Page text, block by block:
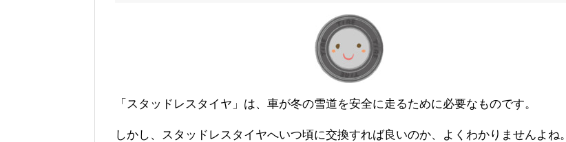
「スタッドレスタイヤ」は、車が冬の雪道を安全に走るために必要なものです。
しかし、スタッドレスタイヤへいつ頃に交換すれば良いのか、よくわかりませんよね。